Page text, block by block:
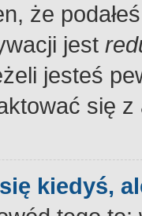
że
jest
jesteś
się
kiedyś,